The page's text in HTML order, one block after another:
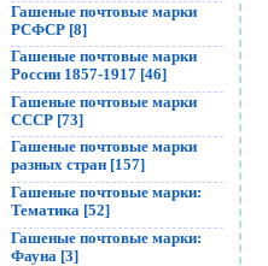
Гашеные почтовые марки
РСФСР [8]
Гашеные почтовые марки
России 1857-1917 [46]
Гашеные почтовые марки
СССР [73]
Гашеные почтовые марки
разных стран [157]
Гашеные почтовые марки:
Тематика [52]
Гашеные почтовые марки:
Фауна [3]